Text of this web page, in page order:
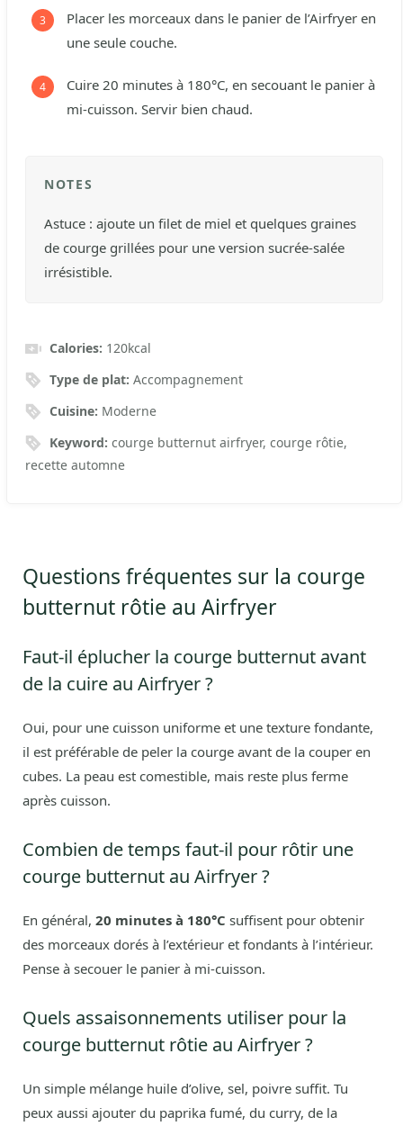
Placer les morceaux dans le panier de l’Airfryer en
une seule couche.
Cuire 20 minutes à 180°C, en secouant le panier à
mi-cuisson. Servir bien chaud.
NOTES
Astuce : ajoute un filet de miel et quelques graines
de courge grillées pour une version sucrée-salée
irrésistible.
Calories: 120kcal
Type de plat:Accompagnement
Cuisine: Moderne
Keyword:courge butternut airfryer, courge rôtie,
recette automne
Questions fréquentes sur la courge
butternut rôtie au Airfryer
Faut-il éplucher la courge butternut avant
de la cuire au Airfryer ?
Oui, pour une cuisson uniforme et une texture fondante,
il est préférable de peler la courge avant de la couper en
cubes. La peau est comestible, mais reste plus ferme
après cuisson.
Combien de temps faut-il pour rôtir une
courge butternut au Airfryer ?
En général, 20 minutes à 180°C suffisent pour obtenir
des morceaux dorés à l’extérieur et fondants à l’intérieur.
Pense à secouer le panier à mi-cuisson.
Quels assaisonnements utiliser pour la
courge butternut rôtie au Airfryer ?
Un simple mélange huile d’olive, sel, poivre suffit. Tu
peux aussi ajouter du paprika fumé, du curry, de la